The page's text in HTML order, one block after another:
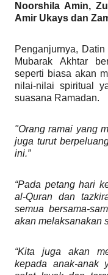
Noorshila Amin,
Amir Ukays dan
Penganjurnya,
Mubarak Akhtar
seperti biasa akan
nilai-nilai spiritual
suasana Ramadan.
"Orang ramai yang
juga turut
ini.”
“Pada petang hari
al-Quran dan
semua bersama-
akan melaksanakan
“Kita juga akan
kepada anak-anak